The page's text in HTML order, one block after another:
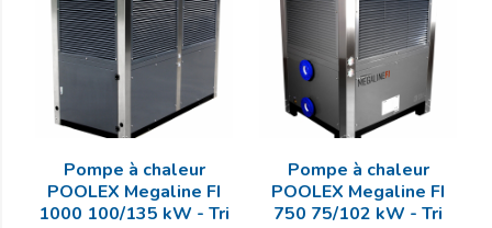
Pompe à chaleur
POOLEX Megaline FI
1000 100/135 kW - Tri
Pompe à chaleur
POOLEX Megaline FI
750 75/102 kW - Tri